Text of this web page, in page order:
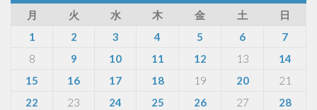
月
火 水 木 金 土
日
1
2 3 4 5 6
7
8
9 10 11 12 13
14
15
16 17 18 19 20
21
22
23 24 25 26 27
28